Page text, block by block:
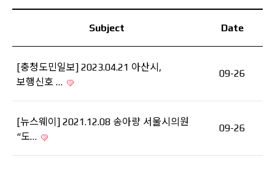
Subject Date
[충청도민일보] 2023.04.21 아산시,
보행신호 …
09-26
[뉴스웨이] 2021.12.08 송아량 서울시의원
“도…
09-26